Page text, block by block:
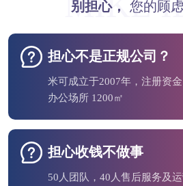
别担心， 您的顾
担心不是正规公司？
米可成立于2007年，注册资
办公场所 1200㎡
担心收钱不做事
50人团队，40人售后服务及